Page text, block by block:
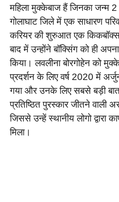
महिला मुक्केबाज हैं जिनका
गोलाघाट जिले में एक साधारण
करियर की शुरुआत एक
बाद में उन्होंने बॉक्सिंग को ही
किया। लवलीना बोरगोहेन को
प्रदर्शन के लिए वर्ष 2020 में
गया और उनके लिए सबसे बड़ी
प्रतिष्ठित पुरस्कार जीतने वाली
जिससे उन्हें स्थानीय लोगो द्वारा
मिला।